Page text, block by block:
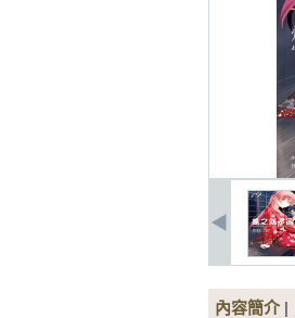
內容簡介|